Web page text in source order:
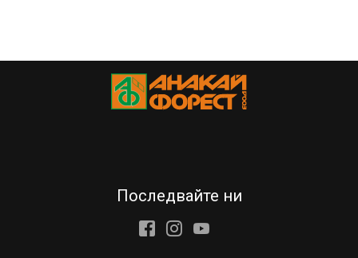
Последвайте ни
FacebookInstagram